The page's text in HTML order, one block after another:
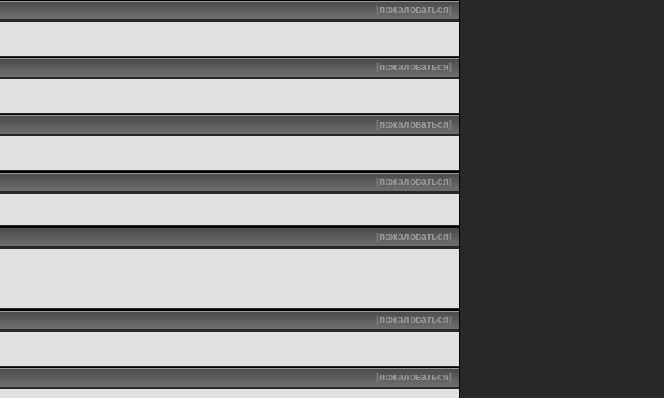
[пожаловаться]
[пожаловаться]
[пожаловаться]
[пожаловаться]
[пожаловаться]
[пожаловаться]
[пожаловаться]